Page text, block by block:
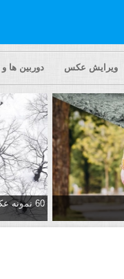
ویرایش عکس دوربین ها
60 نمونه عکس سبک ماکسیمالیسم